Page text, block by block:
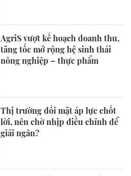
AgriS vượt kế hoạch doanh thu,
tăng tốc mở rộng hệ sinh thái
nông nghiệp – thực phẩm
Thị trường đối mặt áp lực chốt
lời, nên chờ nhịp điều chỉnh để
giải ngân?